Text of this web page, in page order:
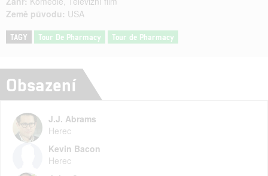
Země původu: USA
TAGY Tour De Pharmacy Tour de Pharmacy
Obsazení
J.J. Abrams
Herec
Kevin Bacon
Herec